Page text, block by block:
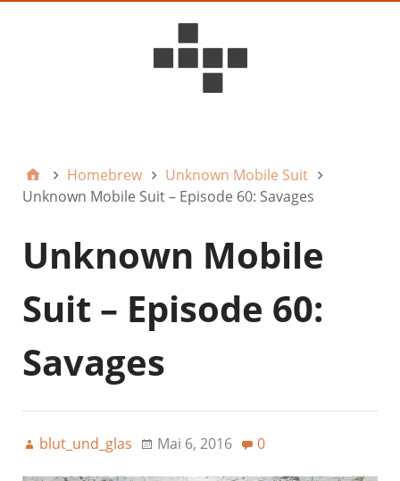
Homebrew
Unknown Mobile Suit
Unknown Mobile Suit – Episode 60: Savages
Unknown Mobile
Suit – Episode 60:
Savages
blut_und_glas Mai 6, 2016 0